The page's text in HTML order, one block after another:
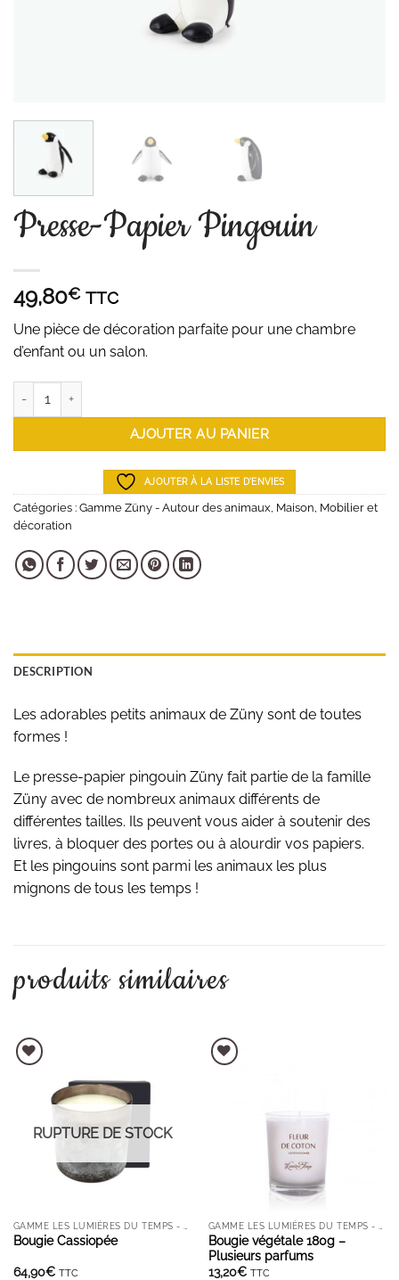
Presse-Papier Pingouin
49,80€ TTC
Une pièce de décoration parfaite pour une chambre
d’enfant ou un salon.
AJOUTER AU PANIER
AJOUTER À LA LISTE D'ENVIES
Catégories : Gamme Züny - Autour des animaux Maison Mobilier et
décoration
DESCRIPTION
Les adorables petits animaux de Züny sont de toutes
formes !
Le presse-papier pingouin Züny fait partie de la famille
Züny avec de nombreux animaux différents de
différentes tailles. Ils peuvent vous aider à soutenir des
livres, à bloquer des portes ou à alourdir vos papiers.
Et les pingouins sont parmi les animaux les plus
mignons de tous les temps !
produits similaires
AJOUTER À LA LISTE D'ENVIES
RUPTURE DE STOCK
Bougie Cassiopée
64,90€ TTC
Bougie végétale 180g –
Plusieurs parfums
13,20€ TTC